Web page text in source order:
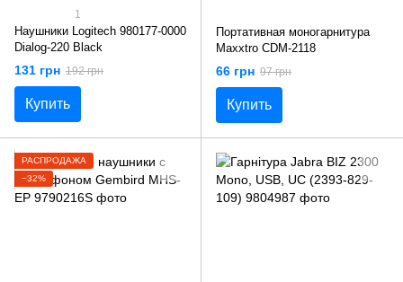
1
Наушники Logitech 980177-0000
Dialog-220 Black
131 грн 192 грн
Купить
Портативная моногарнитура
Maxxtro CDM-2118
66 грн 97 грн
Купить
РАСПРОДАЖА
−32%